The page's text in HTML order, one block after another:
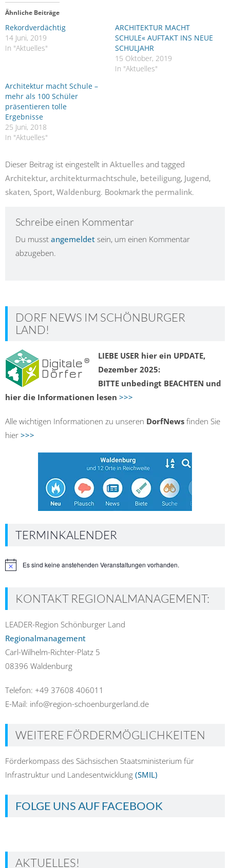
Ähnliche Beiträge
Rekordverdächtig
14 Juni, 2019
In "Aktuelles"
ARCHITEKTUR MACHT
SCHULE« AUFTAKT INS NEUE
SCHULJAHR
15 Oktober, 2019
In "Aktuelles"
Architektur macht Schule –
mehr als 100 Schüler
präsentieren tolle
Ergebnisse
25 Juni, 2018
In "Aktuelles"
Dieser Beitrag ist eingestellt in Aktuelles and tagged
Architektur, architekturmachtschule, beteiligung, Jugend,
skaten, Sport, Waldenburg. Bookmark the permalink.
Schreibe einen Kommentar
Du musst angemeldet sein, um einen Kommentar
abzugeben.
DORF NEWS IM SCHÖNBURGER
LAND!
LIEBE USER hier ein UPDATE,
Dezember 2025:
BITTE unbedingt BEACHTEN und
hier die Informationen lesen >>>
Alle wichtigen Informationen zu unseren DorfNews finden Sie
hier >>>
TERMINKALENDER
HinweisEs sind keine anstehenden Veranstaltungen vorhanden.
KONTAKT REGIONALMANAGEMENT:
LEADER-Region Schönburger Land
Regionalmanagement
Carl-Wilhelm-Richter-Platz 5
08396 Waldenburg
Telefon: +49 37608 406011
E-Mail: info@region-schoenburgerland.de
WEITERE FÖRDERMÖGLICHKEITEN
Förderkompass des Sächsischen Staatsministerium für
Infrastruktur und Landesentwicklung (SMIL)
FOLGE UNS AUF FACEBOOK
AKTUELLES!